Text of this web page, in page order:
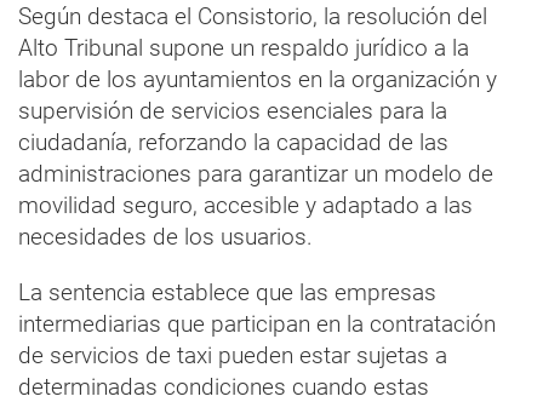
Según destaca el Consistorio, la resolución del
Alto Tribunal supone un respaldo jurídico a la
labor de los ayuntamientos en la organización y
supervisión de servicios esenciales para la
ciudadanía, reforzando la capacidad de las
administraciones para garantizar un modelo de
movilidad seguro, accesible y adaptado a las
necesidades de los usuarios.
La sentencia establece que las empresas
intermediarias que participan en la contratación
de servicios de taxi pueden estar sujetas a
determinadas condiciones cuando estas